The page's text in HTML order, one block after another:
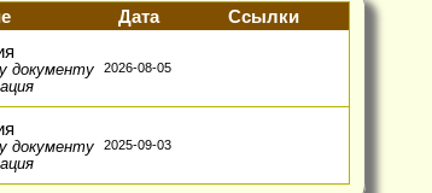
предоставьте в офис компании адрес своей
на сайте (логин и пароль).
>>
Дата
Ссылки
документу